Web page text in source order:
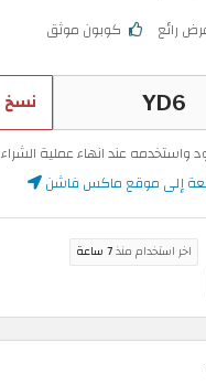
رائع كوبون موثق
نسخ
واستخدمه عند انهاء عملية الشراء
إلى موقع ماكس فاشن
اخر استخدام منذ7 ساعة